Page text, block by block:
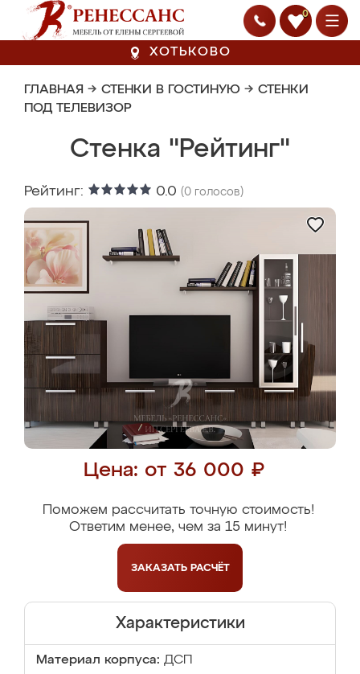
0
ХОТЬКОВО
ГЛАВНАЯ → СТЕНКИ В ГОСТИНУЮ → СТЕНКИ
ПОД ТЕЛЕВИЗОР
Стенка "Рейтинг"
Рейтинг: 0.0 (0 голосов)
Цена: от 36 000 ₽
Поможем рассчитать точную стоимость!
Ответим менее, чем за 15 минут!
ЗАКАЗАТЬ РАСЧЁТ
Характеристики
Материал корпуса: ДСП